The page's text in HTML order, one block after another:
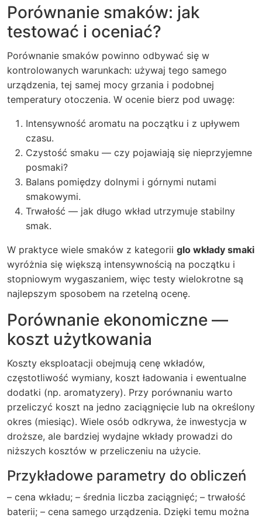
Porównanie smaków: jak
testować i oceniać?
Porównanie smaków powinno odbywać się w
kontrolowanych warunkach: używaj tego samego
urządzenia, tej samej mocy grzania i podobnej
temperatury otoczenia. W ocenie bierz pod uwagę:
Intensywność aromatu na początku i z upływem
czasu.
Czystość smaku — czy pojawiają się nieprzyjemne
posmaki?
Balans pomiędzy dolnymi i górnymi nutami
smakowymi.
Trwałość — jak długo wkład utrzymuje stabilny
smak.
W praktyce wiele smaków z kategorii glo wkłady smaki
wyróżnia się większą intensywnością na początku i
stopniowym wygaszaniem, więc testy wielokrotne są
najlepszym sposobem na rzetelną ocenę.
Porównanie ekonomiczne —
koszt użytkowania
Koszty eksploatacji obejmują cenę wkładów,
częstotliwość wymiany, koszt ładowania i ewentualne
dodatki (np. aromatyzery). Przy porównaniu warto
przeliczyć koszt na jedno zaciągnięcie lub na określony
okres (miesiąc). Wiele osób odkrywa, że inwestycja w
droższe, ale bardziej wydajne wkłady prowadzi do
niższych kosztów w przeliczeniu na użycie.
Przykładowe parametry do obliczeń
– cena wkładu; – średnia liczba zaciągnięć; – trwałość
baterii; – cena samego urządzenia. Dzięki temu można